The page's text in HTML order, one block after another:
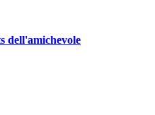
dell'amichevole